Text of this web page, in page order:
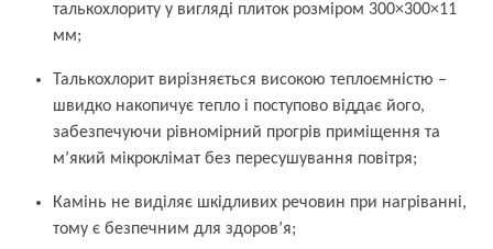
талькохлориту у вигляді плиток розміром 300×300×11
мм;
Талькохлорит вирізняється високою теплоємністю –
швидко накопичує тепло і поступово віддає його,
забезпечуючи рівномірний прогрів приміщення та
м’який мікроклімат без пересушування повітря;
Камінь не виділяє шкідливих речовин при нагріванні,
тому є безпечним для здоров’я;